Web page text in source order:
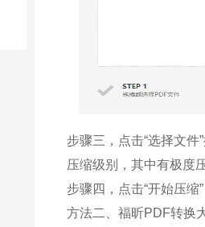
步骤三，点击“选择文
压缩级别，其中有极度
步骤四，点击“开始压缩
方法二、福昕PDF转换